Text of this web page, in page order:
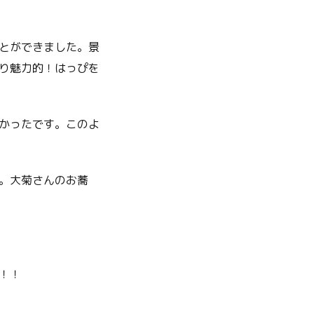
ができました。景
魅力的！はっぴを
ったです。このよ
大菊さんのお蕎
！